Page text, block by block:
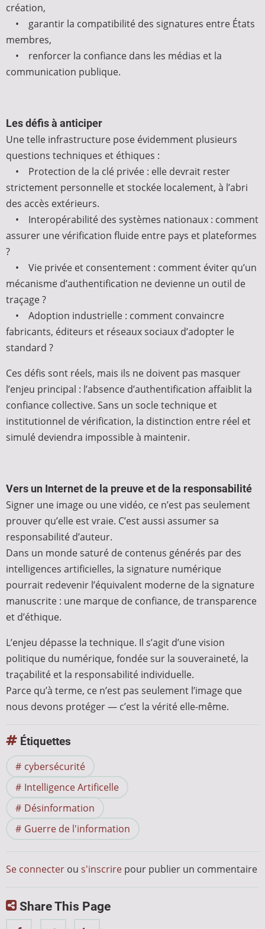
création,
• garantir la compatibilité des signatures entre États
membres,
• renforcer la confiance dans les médias et la
communication publique.
Les défis à anticiper
Une telle infrastructure pose évidemment plusieurs
questions techniques et éthiques :
• Protection de la clé privée : elle devrait rester
strictement personnelle et stockée localement, à l’abri
des accès extérieurs.
• Interopérabilité des systèmes nationaux : comment
assurer une vérification fluide entre pays et plateformes
?
• Vie privée et consentement : comment éviter qu’un
mécanisme d’authentification ne devienne un outil de
traçage ?
• Adoption industrielle : comment convaincre
fabricants, éditeurs et réseaux sociaux d’adopter le
standard ?
Ces défis sont réels, mais ils ne doivent pas masquer
l’enjeu principal : l’absence d’authentification affaiblit la
confiance collective. Sans un socle technique et
institutionnel de vérification, la distinction entre réel et
simulé deviendra impossible à maintenir.
Vers un Internet de la preuve et de la responsabilité
Signer une image ou une vidéo, ce n’est pas seulement
prouver qu’elle est vraie. C’est aussi assumer sa
responsabilité d’auteur.
Dans un monde saturé de contenus générés par des
intelligences artificielles, la signature numérique
pourrait redevenir l’équivalent moderne de la signature
manuscrite : une marque de confiance, de transparence
et d’éthique.
L’enjeu dépasse la technique. Il s’agit d’une vision
politique du numérique, fondée sur la souveraineté, la
traçabilité et la responsabilité individuelle.
Parce qu’à terme, ce n’est pas seulement l’image que
nous devons protéger — c’est la vérité elle-même.
Étiquettes
cybersécurité
Intelligence Artificelle
Désinformation
Guerre de l'information
Se connecter ou s'inscrire pour publier un commentaire
Share This Page